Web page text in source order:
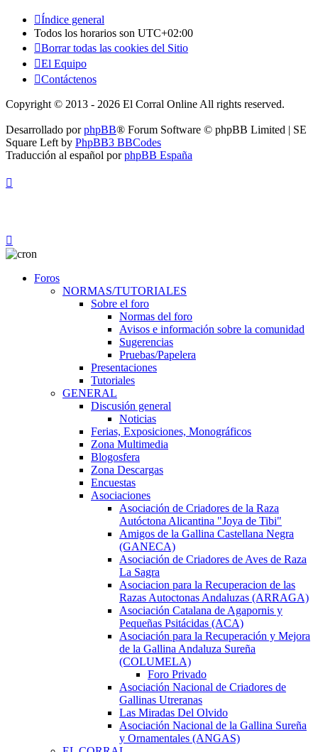
Índice general
Todos los horarios son UTC+02:00
Borrar todas las cookies del Sitio
El Equipo
Contáctenos
Copyright © 2013 - 2026 El Corral Online All rights reserved.
Desarrollado porphpBB® Forum Software © phpBB Limited | SE
Square Left by PhpBB3 BBCodes
Traducción al español porphpBB España
Foros
NORMAS/TUTORIALES
Sobre el foro
Normas del foro
Avisos e información sobre la comunidad
Sugerencias
Pruebas/Papelera
Presentaciones
Tutoriales
GENERAL
Discusión general
Noticias
Ferias, Exposiciones, Monográficos
Zona Multimedia
Blogosfera
Zona Descargas
Encuestas
Asociaciones
Asociación de Criadores de la Raza
Autóctona Alicantina "Joya de Tibi"
Amigos de la Gallina Castellana Negra
(GANECA)
Asociación de Criadores de Aves de Raza
La Sagra
Asociacion para la Recuperacion de las
Razas Autoctonas Andaluzas (ARRAGA)
Asociación Catalana de Agapornis y
Pequeñas Psitácidas (ACA)
Asociación para la Recuperación y Mejora
de la Gallina Andaluza Sureña
(COLUMELA)
Foro Privado
Asociación Nacional de Criadores de
Gallinas Utreranas
Las Miradas Del Olvido
Asociación Nacional de la Gallina Sureña
y Ornamentales (ANGAS)